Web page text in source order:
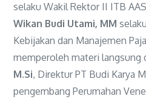
selaku Wakil Rektor II ITB
Wikan Budi Utami, MM
Kebijakan dan Manajemen
memperoleh materi langsung
M.Si, Direktur PT Budi Karya
pengembang Perumahan